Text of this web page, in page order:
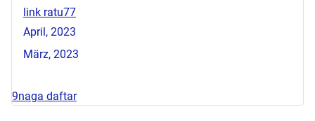
link ratu77
April, 2023
März, 2023
9naga daftar